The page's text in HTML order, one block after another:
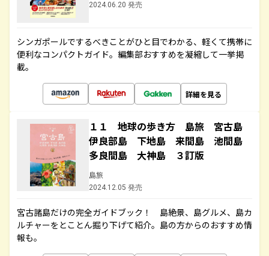
2024.06.20 発売
シンガポールでするべきことがひと目でわかる、軽くて携帯に
便利なコンパクトガイド。編集部おすすめを凝縮して一挙掲
載。
詳細を見る
１１ 地球の歩き方 島旅 宮古島
伊良部島 下地島 来間島 池間島
多良間島 大神島 ３訂版
島旅
2024.12.05 発売
宮古諸島だけの完全ガイドブック！ 島絶景、島グルメ、島カ
ルチャーをとことん掘り下げて紹介。島の方からのおすすめ情
報も。